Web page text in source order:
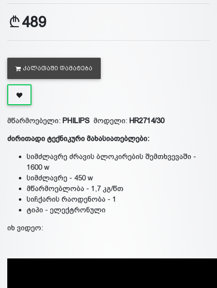
489
ᲙᲐᲚᲐᲗᲐᲨᲘ ᲓᲐᲛᲐᲢᲔᲑᲐ
მწარმოებელი: PHILIPS მოდელი: HR2714/30
ძირითადი ტექნიკური მახასიათებლები:
სიმძლავრე ძრავის ბლოკირების შემთხვევაში -
1600 w
სიმძლავრე - 450 w
მწარმოებლობა - 1,7 კგ/წთ
სიჩქარის რაოდენობა - 1
ტიპი - ელექტრონული
იხ ვიდეო: